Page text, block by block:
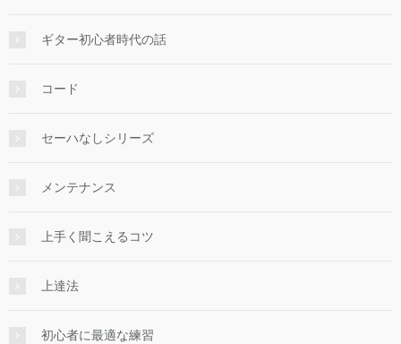
ギター初心者時代の話
コード
セーハなしシリーズ
メンテナンス
上手く聞こえるコツ
上達法
初心者に最適な練習